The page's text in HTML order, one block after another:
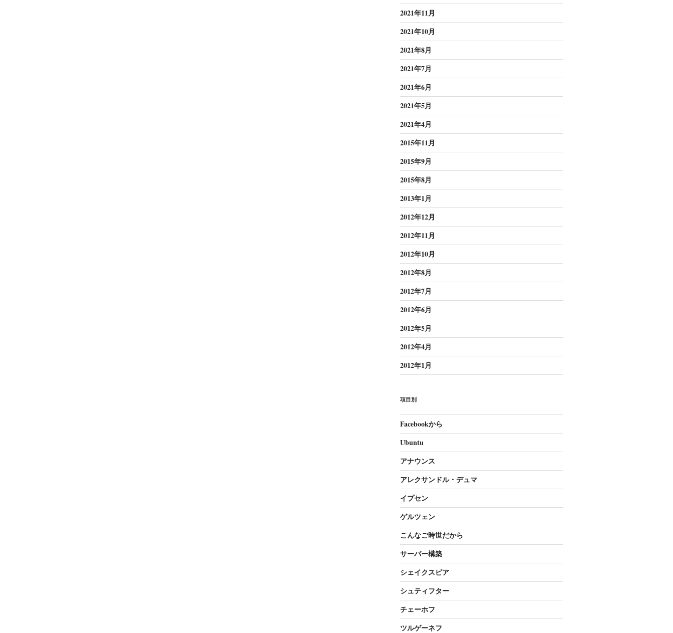
2021年11月
2021年10月
2021年8月
2021年7月
2021年6月
2021年5月
2021年4月
2015年11月
2015年9月
2015年8月
2013年1月
2012年12月
2012年11月
2012年10月
2012年8月
2012年7月
2012年6月
2012年5月
2012年4月
2012年1月
項目別
Facebookから
Ubuntu
アナウンス
アレクサンドル・デュマ
イプセン
ゲルツェン
こんなご時世だから
サーバー構築
シェイクスピア
シュティフター
チェーホフ
ツルゲーネフ